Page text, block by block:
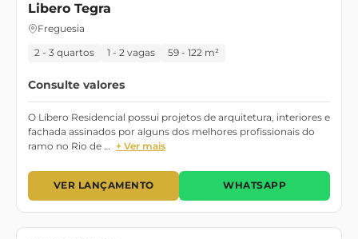
Libero Tegra
Freguesia
2 - 3 quartos 1 - 2 vagas 59 - 122 m²
Consulte valores
O Líbero Residencial possui projetos de arquitetura, interiores e
fachada assinados por alguns dos melhores profissionais do
ramo no Rio de … + Ver mais
VER LANÇAMENTO WHATSAPP